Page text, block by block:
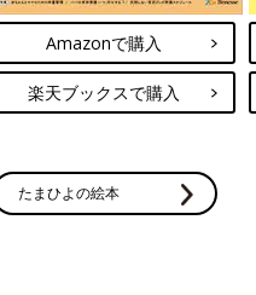
Amazonで購入
楽天ブックスで購入
たまひよの絵本